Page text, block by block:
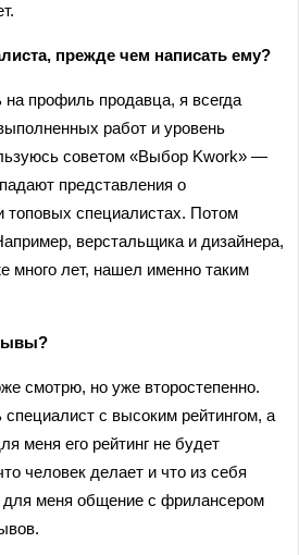
прежде чем написать ему?
на профиль продавца, я всегда
работ и уровень
советом «Выбор Kwork» —
представления о
топовых специалистах. Потом
верстальщика и дизайнера,
много лет, нашел именно таким
смотрю, но уже второстепенно.
с высоким рейтингом, а
меня его рейтинг не будет
человек делает и что из себя
для меня общение с фрилансером